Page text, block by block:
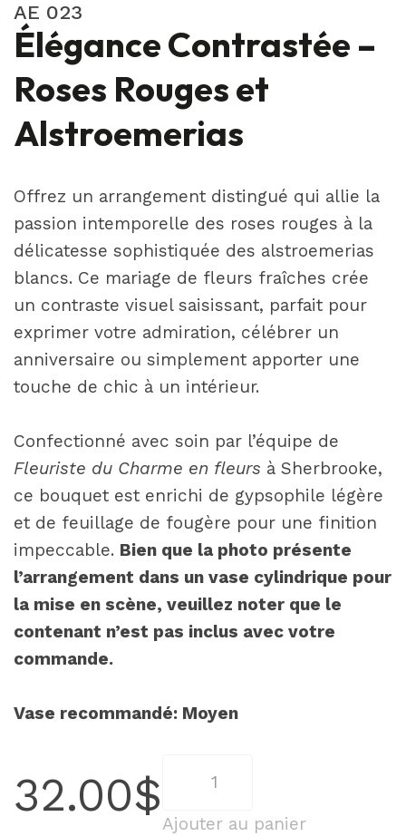
AE 023
Élégance Contrastée –
Roses Rouges et
Alstroemerias
Offrez un arrangement distingué qui allie la
passion intemporelle des roses rouges à la
délicatesse sophistiquée des alstroemerias
blancs. Ce mariage de fleurs fraîches crée
un contraste visuel saisissant, parfait pour
exprimer votre admiration, célébrer un
anniversaire ou simplement apporter une
touche de chic à un intérieur.
Confectionné avec soin par l’équipe de
Fleuriste du Charme en fleurs à Sherbrooke,
ce bouquet est enrichi de gypsophile légère
et de feuillage de fougère pour une finition
impeccable. Bien que la photo présente
l’arrangement dans un vase cylindrique pour
la mise en scène, veuillez noter que le
contenant n’est pas inclus avec votre
commande.
Vase recommandé: Moyen
32.00$ Élégance
Ajouter au panier